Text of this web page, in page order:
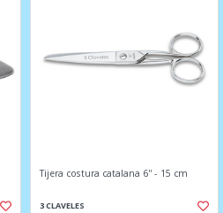
Tijera costura catalana 6'' - 15 cm
3 CLAVELES